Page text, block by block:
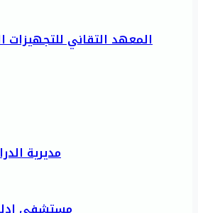
المعهد التقاني للتجهيزات
مديرية